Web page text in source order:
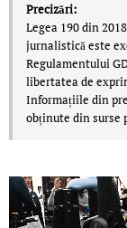
Precizări:
Legea 190 din
jurnalistică este
Regulamentului
libertatea de
Informațiile din
obținute din surse